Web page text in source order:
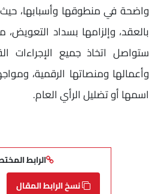
واضحة في منطوقها وأسبابها،
بالعقد، وإلزامها بسداد
ستواصل اتخاذ جميع الإجراءات
وأعمالها ومنصاتها الرقمية،
اسمها أو تضليل الرأي العام.
الرابط
نسخ الرابط المقال